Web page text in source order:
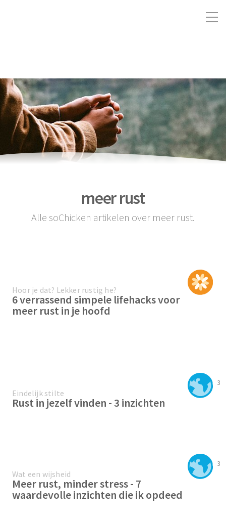
meer rust
Alle soChicken artikelen over meer rust.
Hoor je dat? Lekker rustig he?
6 verrassend simpele lifehacks voor
meer rust in je hoofd
3
Eindelijk stilte
Rust in jezelf vinden - 3 inzichten
3
Wat een wijsheid
Meer rust, minder stress - 7
waardevolle inzichten die ik opdeed